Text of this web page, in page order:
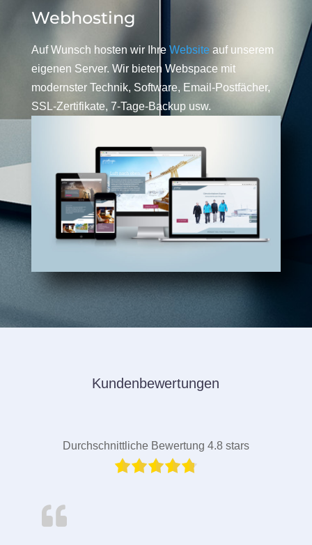
Webhosting
Auf Wunsch hosten wir Ihre Website auf unserem
eigenen Server. Wir bieten Webspace mit
modernster Technik, Software, Email-Postfächer,
SSL-Zertifikate, 7-Tage-Backup usw.
Kundenbewertungen
Durchschnittliche Bewertung 4.8 stars